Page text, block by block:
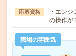
応募資格
・エン
の操作が
職場の雰囲気